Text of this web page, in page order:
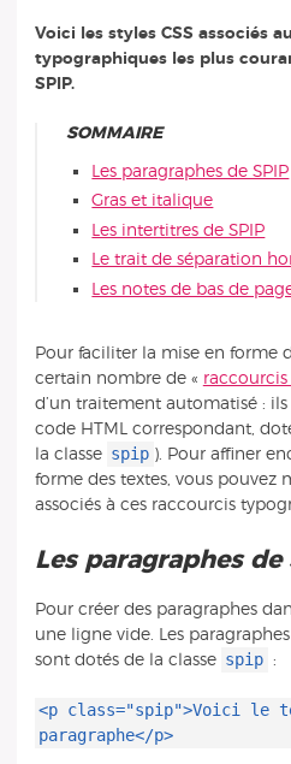
Voici les styles CSS associés
typographiques les plus
SPIP.
SOMMAIRE
Les paragraphes de SPIP
Gras et italique
Les intertitres de SPIP
Le trait de séparation
Les notes de bas de
Pour faciliter la mise en forme
certain nombre de « raccourcis
d’un traitement automatisé :
code HTML correspondant,
la classe spip ). Pour affiner
forme des textes, vous pouvez
associés à ces raccourcis
Les paragraphes de
Pour créer des paragraphes
une ligne vide. Les
sont dotés de la classe spip :
<p class="spip">Voici le
paragraphe</p>